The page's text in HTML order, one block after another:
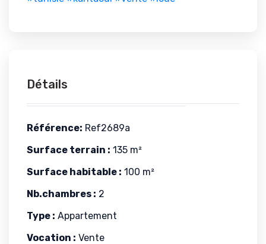
Détails
Référence: Ref2689a
Surface terrain : 135 m²
Surface habitable : 100 m²
Nb.chambres : 2
Type : Appartement
Vocation : Vente